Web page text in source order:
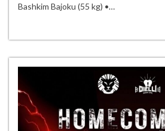
Bashkim Bajoku (55 kg) •…